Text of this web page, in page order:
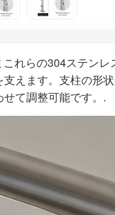
これらの304ステン
えます。支柱の形
て調整可能です。.